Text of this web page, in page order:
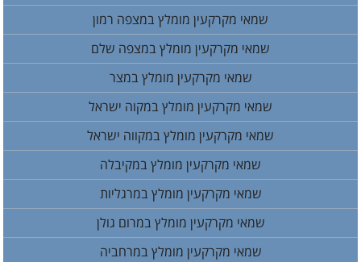
שמאי מקרקעין מומלץ במצפה רמון
שמאי מקרקעין מומלץ במצפה שלם
שמאי מקרקעין מומלץ במצר
שמאי מקרקעין מומלץ במקוה ישראל
שמאי מקרקעין מומלץ במקווה ישראל
שמאי מקרקעין מומלץ במקיבלה
שמאי מקרקעין מומלץ במרגליות
שמאי מקרקעין מומלץ במרום גולן
שמאי מקרקעין מומלץ במרחביה